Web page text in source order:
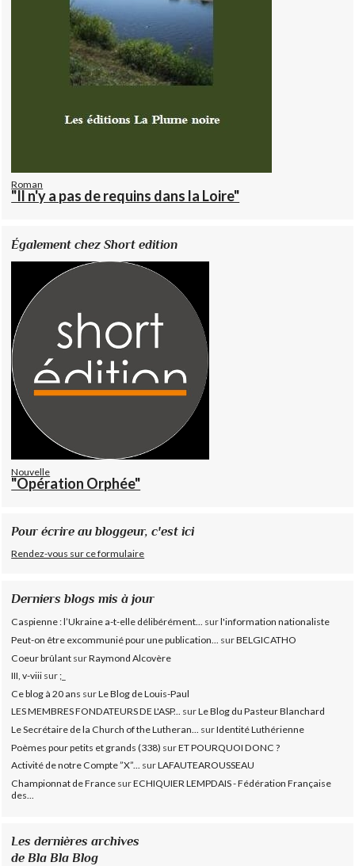
Roman
"Il n'y a pas de requins dans la Loire"
Également chez Short edition
Nouvelle
"Opération Orphée"
Pour écrire au bloggeur, c'est ici
Rendez-vous sur ce formulaire
Derniers blogs mis à jour
Caspienne : l’Ukraine a-t-elle délibérément... surl'information nationaliste
Peut-on être excommunié pour une publication...
surBELGICATHO
Coeur brûlant surRaymond Alcovère
III, v-viii sur;_
Ce blog à 20 ans surLe Blog de Louis-Paul
LES MEMBRES FONDATEURS DE L'ASP... surLe Blog du Pasteur Blanchard
Le Secrétaire de la Church of the Lutheran... surIdentité Luthérienne
Poèmes pour petits et grands (338) surET POURQUOI DONC ?
Activité de notre Compte ”X”... surLAFAUTEAROUSSEAU
Championnat de France surECHIQUIER LEMPDAIS - Fédération Française
des...
Les dernières archives
de Bla Bla Blog